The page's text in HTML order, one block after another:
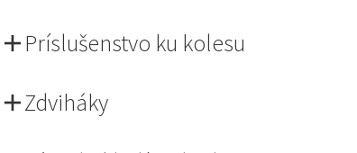
Príslušenstvo ku kolesu
Zdviháky